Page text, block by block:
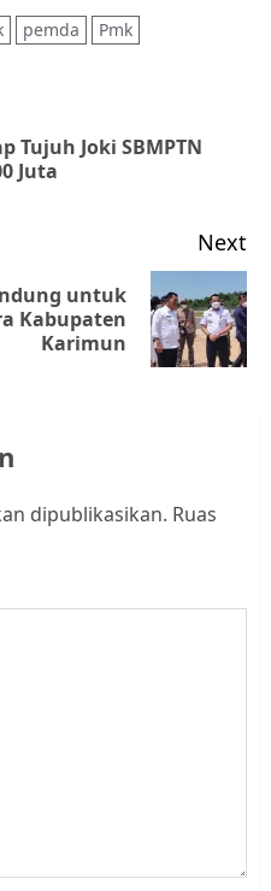
pemda Pmk
Tujuh Joki SBMPTN
Juta
Next
untuk
Kabupaten
Karimun
dipublikasikan. Ruas